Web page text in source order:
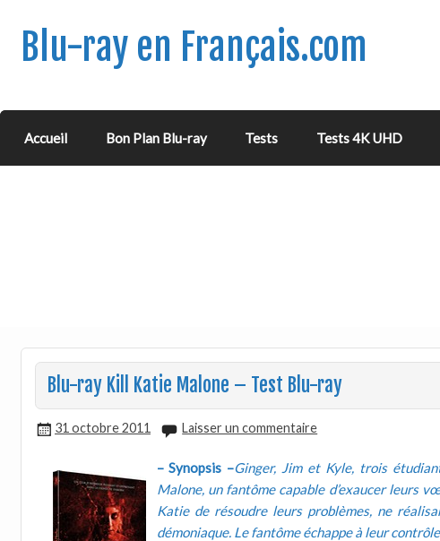
Blu-ray en Français.com
Accueil Bon Plan Blu-ray Tests Tests 4K UHD
Blu-ray Kill Katie Malone – Test Blu-ray
31 octobre 2011 Laisser un commentaire
– Synopsis –Ginger, Jim et Kyle, trois
Malone, un fantôme capable d’exaucer leurs
Katie de résoudre leurs problèmes, ne
démoniaque. Le fantôme échappe à leur